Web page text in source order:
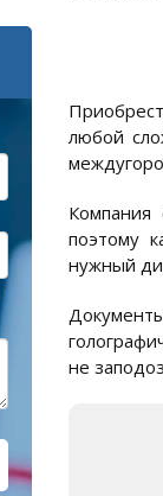
любой
Компания
поэтому
нужный
не